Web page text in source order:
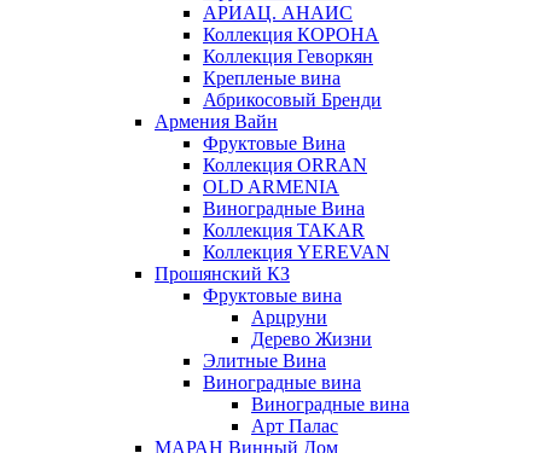
АРИАЦ. АНАИС
Коллекция КОРОНА
Коллекция Геворкян
Крепленые вина
Абрикосовый Бренди
Армения Вайн
Фруктовые Вина
Коллекция ORRAN
OLD ARMENIA
Виноградные Вина
Коллекция TAKAR
Коллекция YEREVAN
Прошянский КЗ
Фруктовые вина
Арцруни
Дерево Жизни
Элитные Вина
Виноградные вина
Виноградные вина
Арт Палас
МАРАН Винный Дом